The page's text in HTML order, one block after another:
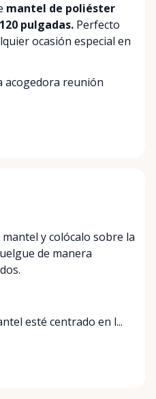
mantel de poliéster
pulgadas. Perfecto
ocasión especial en
acogedora reunión
y colócalo sobre la
de manera
esté centrado en l...